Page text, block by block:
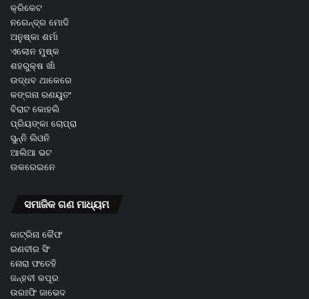
କ୍ରିକେଟ
ନରେନ୍ଦ୍ର ମୋଦି
ଅନୁଷ୍କା ଶର୍ମା
ଏଲୋନ ମୁଷ୍କ
ଶହରୁକ୍ଷ ଖାଁ
ଉଦ୍ଧବ ଥାକେରେ
କଙ୍ଗନା ରଣୟୁତଂ
ବିରାଟ କୋହଲି
ପ୍ରିୟଙ୍କା ଚୋପ୍ରା
ସୁନ୍ନି ଲିଓନି
ଆଲିଆ ଭଟ
ଉକରେଇନେ
ସମାଜିକ ଗଣ ମାଧ୍ୟମ
କାଟ୍ରିନା କୈଫ
ରଣବୀର ସିଂ
ନୋରା ଫତେହି
ଜନ୍ହବୀ କପୂର
ଉରଃଫି ଜାଭେଦ